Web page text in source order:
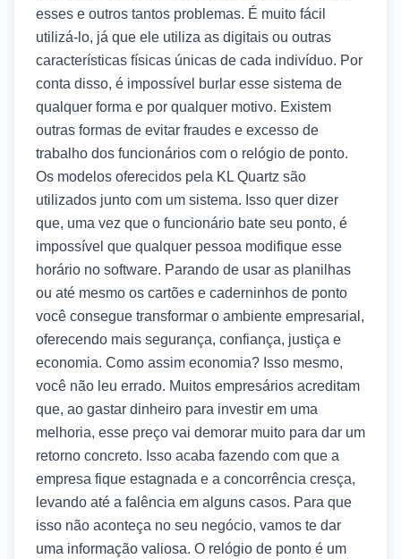
esses e outros tantos problemas. É muito fácil
utilizá-lo, já que ele utiliza as digitais ou outras
características físicas únicas de cada indivíduo. Por
conta disso, é impossível burlar esse sistema de
qualquer forma e por qualquer motivo. Existem
outras formas de evitar fraudes e excesso de
trabalho dos funcionários com o relógio de ponto.
Os modelos oferecidos pela KL Quartz são
utilizados junto com um sistema. Isso quer dizer
que, uma vez que o funcionário bate seu ponto, é
impossível que qualquer pessoa modifique esse
horário no software. Parando de usar as planilhas
ou até mesmo os cartões e caderninhos de ponto
você consegue transformar o ambiente empresarial,
oferecendo mais segurança, confiança, justiça e
economia. Como assim economia? Isso mesmo,
você não leu errado. Muitos empresários acreditam
que, ao gastar dinheiro para investir em uma
melhoria, esse preço vai demorar muito para dar um
retorno concreto. Isso acaba fazendo com que a
empresa fique estagnada e a concorrência cresça,
levando até a falência em alguns casos. Para que
isso não aconteça no seu negócio, vamos te dar
uma informação valiosa. O relógio de ponto é um